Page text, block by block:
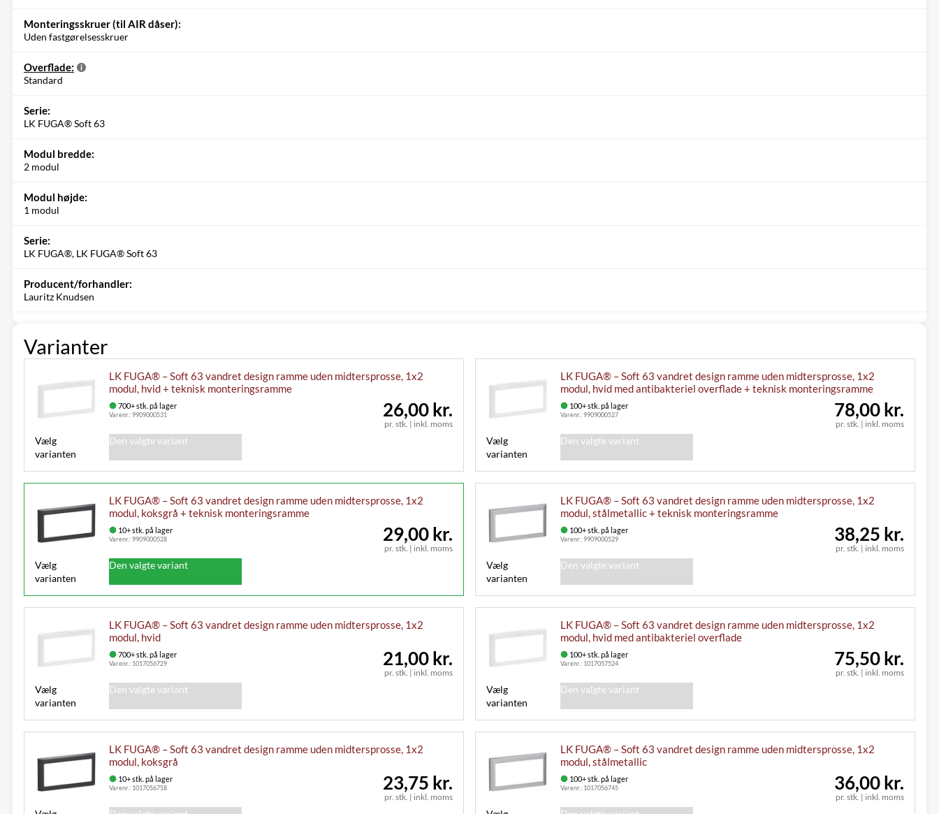
Monteringsskruer (til AIR dåser):
Uden fastgørelsesskruer
Overflade:
Standard
Serie:
LK FUGA® Soft 63
Modul bredde:
2 modul
Modul højde:
1 modul
Serie:
LK FUGA®, LK FUGA® Soft 63
Producent/forhandler:
Lauritz Knudsen
Varianter
LK FUGA® – Soft 63 vandret design ramme uden midtersprosse, 1x2
modul, hvid + teknisk monteringsramme
700+ stk. på lager
Varenr.:9909000531
pr. stk. | inkl. moms
26,00 kr.
Vælg
varianten
Den valgte variant
LK FUGA® – Soft 63 vandret design ramme uden midtersprosse, 1x2
modul, hvid med antibakteriel overflade + teknisk monteringsramme
100+ stk. på lager
Varenr.:9909000527
pr. stk. | inkl. moms
78,00 kr.
Vælg
varianten
Den valgte variant
LK FUGA® – Soft 63 vandret design ramme uden midtersprosse, 1x2
modul, koksgrå + teknisk monteringsramme
10+ stk. på lager
Varenr.:9909000528
pr. stk. | inkl. moms
29,00 kr.
Vælg
varianten
Den valgte variant
LK FUGA® – Soft 63 vandret design ramme uden midtersprosse, 1x2
modul, stålmetallic + teknisk monteringsramme
100+ stk. på lager
Varenr.:9909000529
pr. stk. | inkl. moms
38,25 kr.
Vælg
varianten
Den valgte variant
LK FUGA® – Soft 63 vandret design ramme uden midtersprosse, 1x2
modul, hvid
700+ stk. på lager
Varenr.: 1017056729
pr. stk. | inkl. moms
21,00 kr.
Vælg
varianten
Den valgte variant
LK FUGA® – Soft 63 vandret design ramme uden midtersprosse, 1x2
modul, hvid med antibakteriel overflade
100+ stk. på lager
Varenr.: 1017057524
pr. stk. | inkl. moms
75,50 kr.
Vælg
varianten
Den valgte variant
LK FUGA® – Soft 63 vandret design ramme uden midtersprosse, 1x2
modul, koksgrå
10+ stk. på lager
Varenr.: 1017056758
pr. stk. | inkl. moms
23,75 kr.
LK FUGA® – Soft 63 vandret design ramme uden midtersprosse, 1x2
modul, stålmetallic
100+ stk. på lager
Varenr.: 1017056745
pr. stk. | inkl. moms
36,00 kr.